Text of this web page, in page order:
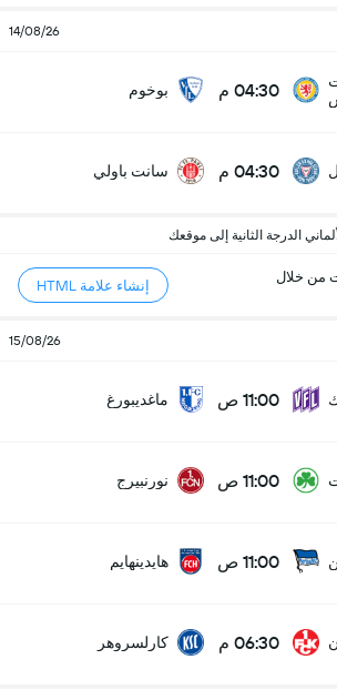
14/08/26
04:30 م بوخوم
04:30 م سانت باولي
الدرجة الثانية إلى موقعك
من خلال
إنشاء علامة HTML
15/08/26
11:00 ص ماغديبورغ
11:00 ص نورنبيرج
11:00 ص هايدينهايم
06:30 م كارلسروهر